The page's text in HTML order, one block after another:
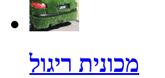
מכונית ריגול